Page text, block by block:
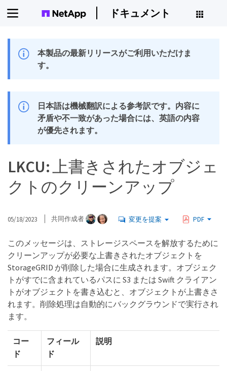
ドキュメント
本製品の最新リリースがご利用いただけま
す。
日本語は機械翻訳による参考訳です。内容に
矛盾や不一致があった場合には、英語の内容
が優先されます。
LKCU: 上書きされたオブジェ
クトのクリーンアップ
05/18/2023 共同作成者 変更を提案 PDF
このメッセージは、ストレージスペースを解放するために
クリーンアップが必要な上書きされたオブジェクトを
StorageGRID が削除した場合に生成されます。オブジェク
トがすでに含まれているパスに S3 または Swift クライアン
トがオブジェクトを書き込むと、オブジェクトが上書きさ
れます。削除処理は自動的にバックグラウンドで実行され
ます。
コー
ド
フィール
ド
説明